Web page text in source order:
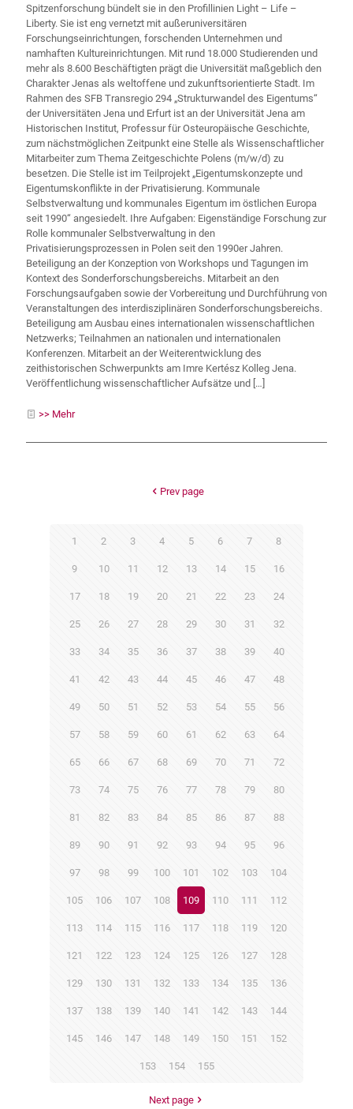
Spitzenforschung bündelt sie in den Profillinien Light – Life –
Liberty. Sie ist eng vernetzt mit außeruniversitären
Forschungseinrichtungen, forschenden Unternehmen und
namhaften Kultureinrichtungen. Mit rund 18.000 Studierenden und
mehr als 8.600 Beschäftigten prägt die Universität maßgeblich den
Charakter Jenas als weltoffene und zukunftsorientierte Stadt. Im
Rahmen des SFB Transregio 294 „Strukturwandel des Eigentums“
der Universitäten Jena und Erfurt ist an der Universität Jena am
Historischen Institut, Professur für Osteuropäische Geschichte,
zum nächstmöglichen Zeitpunkt eine Stelle als Wissenschaftlicher
Mitarbeiter zum Thema Zeitgeschichte Polens (m/w/d) zu
besetzen. Die Stelle ist im Teilprojekt „Eigentumskonzepte und
Eigentumskonflikte in der Privatisierung. Kommunale
Selbstverwaltung und kommunales Eigentum im östlichen Europa
seit 1990“ angesiedelt. Ihre Aufgaben: Eigenständige Forschung zur
Rolle kommunaler Selbstverwaltung in den
Privatisierungsprozessen in Polen seit den 1990er Jahren.
Beteiligung an der Konzeption von Workshops und Tagungen im
Kontext des Sonderforschungsbereichs. Mitarbeit an den
Forschungsaufgaben sowie der Vorbereitung und Durchführung von
Veranstaltungen des interdisziplinären Sonderforschungsbereichs.
Beteiligung am Ausbau eines internationalen wissenschaftlichen
Netzwerks; Teilnahmen an nationalen und internationalen
Konferenzen. Mitarbeit an der Weiterentwicklung des
zeithistorischen Schwerpunkts am Imre Kertész Kolleg Jena.
Veröffentlichung wissenschaftlicher Aufsätze und […]
>> Mehr
Prev page
1 2 3 4 5 6 7 8
9 10 11 12 13 14 15 16
17 18 19 20 21 22 23 24
25 26 27 28 29 30 31 32
33 34 35 36 37 38 39 40
41 42 43 44 45 46 47 48
49 50 51 52 53 54 55 56
57 58 59 60 61 62 63 64
65 66 67 68 69 70 71 72
73 74 75 76 77 78 79 80
81 82 83 84 85 86 87 88
89 90 91 92 93 94 95 96
97 98 99 100 101 102 103 104
105 106 107 108 109 110 111 112
113 114 115 116 117 118 119 120
121 122 123 124 125 126 127 128
129 130 131 132 133 134 135 136
137 138 139 140 141 142 143 144
145 146 147 148 149 150 151 152
153 154 155
Next page